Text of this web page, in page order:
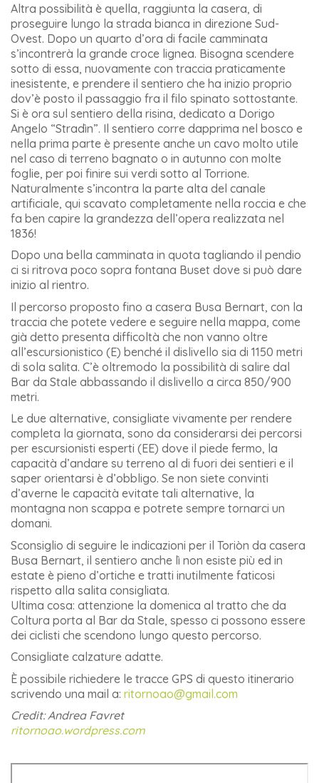
Altra possibilità è quella, raggiunta la casera, di
proseguire lungo la strada bianca in direzione Sud-
Ovest. Dopo un quarto d’ora di facile camminata
s’incontrerà la grande croce lignea. Bisogna scendere
sotto di essa, nuovamente con traccia praticamente
inesistente, e prendere il sentiero che ha inizio proprio
dov’è posto il passaggio fra il filo spinato sottostante.
Si è ora sul sentiero della risina, dedicato a Dorigo
Angelo “Stradìn”. Il sentiero corre dapprima nel bosco e
nella prima parte è presente anche un cavo molto utile
nel caso di terreno bagnato o in autunno con molte
foglie, per poi finire sui verdi sotto al Torrione.
Naturalmente s’incontra la parte alta del canale
artificiale, qui scavato completamente nella roccia e che
fa ben capire la grandezza dell’opera realizzata nel
1836!
Dopo una bella camminata in quota tagliando il pendio
ci si ritrova poco sopra fontana Buset dove si può dare
inizio al rientro.
Il percorso proposto fino a casera Busa Bernart, con la
traccia che potete vedere e seguire nella mappa, come
già detto presenta difficoltà che non vanno oltre
all’escursionistico (E) benché il dislivello sia di 1150 metri
di sola salita. C’è oltremodo la possibilità di salire dal
Bar da Stale abbassando il dislivello a circa 850/900
metri.
Le due alternative, consigliate vivamente per rendere
completa la giornata, sono da considerarsi dei percorsi
per escursionisti esperti (EE) dove il piede fermo, la
capacità d’andare su terreno al di fuori dei sentieri e il
saper orientarsi è d’obbligo. Se non siete convinti
d’averne le capacità evitate tali alternative, la
montagna non scappa e potrete sempre tornarci un
domani.
Sconsiglio di seguire le indicazioni per il Toriòn da casera
Busa Bernart, il sentiero anche lì non esiste più ed in
estate è pieno d’ortiche e tratti inutilmente faticosi
rispetto alla salita consigliata.
Ultima cosa: attenzione la domenica al tratto che da
Coltura porta al Bar da Stale, spesso ci possono essere
dei ciclisti che scendono lungo questo percorso.
Consigliate calzature adatte.
È possibile richiedere le tracce GPS di questo itinerario
scrivendo una mail a: ritornoao@gmail.com
Credit: Andrea Favret
ritornoao.wordpress.com